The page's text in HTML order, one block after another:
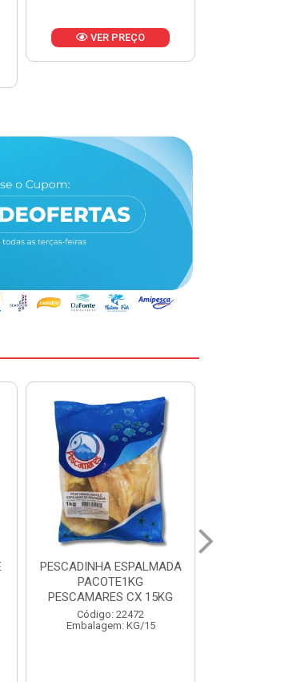
VER PREÇO
FILE DE PANGA PREMIUM
PACOTE 1KG CAIXA 10KG
Código: 20021
Embalagem: KG/10